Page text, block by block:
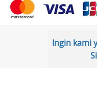
Ingin kami